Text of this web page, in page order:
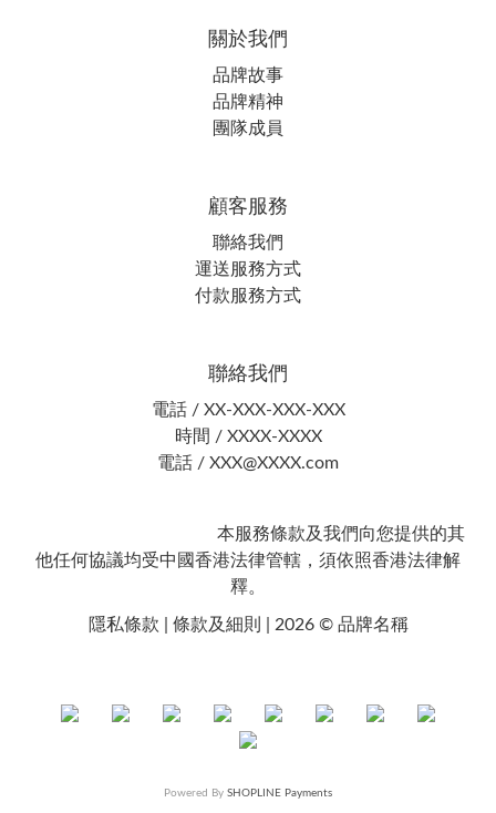
關於我們
品牌故事
品牌精神
團隊成員
顧客服務
聯絡我們
運送服務方式
付款服務方式
聯絡我們
電話 / XX-XXX-XXX-XXX
時間 / XXXX-XXXX
電話 / XXX@XXXX.com
本服務條款及我們向您提供的其
他任何協議均受中國香港法律管轄，須依照香港法律解
釋。
隱私條款 | 條款及細則 | 2026 © 品牌名稱
Powered By SHOPLINE Payments